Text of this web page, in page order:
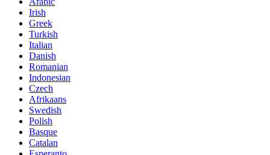
Irish
Greek
Turkish
Italian
Danish
Romanian
Indonesian
Czech
Afrikaans
Swedish
Polish
Basque
Catalan